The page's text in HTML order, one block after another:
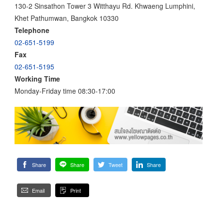
130-2 Sinsathon Tower 3 Witthayu Rd. Khwaeng Lumphini,
Khet Pathumwan, Bangkok 10330
Telephone
02-651-5199
Fax
02-651-5195
Working Time
Monday-Friday time 08:30-17:00
Share Share Tweet Share
Email Print